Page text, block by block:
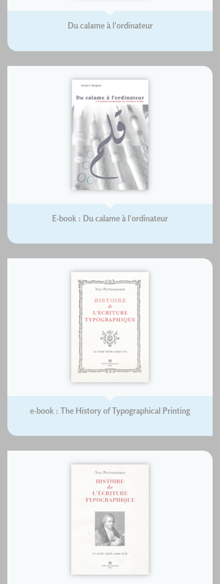
Du calame à l'ordinateur
E-book : Du calame à l'ordinateur
e-book : The History of Typographical Printing